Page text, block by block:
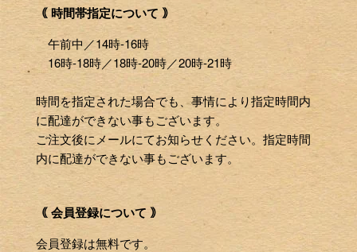
｟ 時間帯指定について ｠
午前中／14時-16時
16時-18時／18時-20時／20時-21時
時間を指定された場合でも、事情により指定時間内
に配達ができない事もございます。
ご注文後にメールにてお知らせください。指定時間
内に配達ができない事もございます。
｟ 会員登録について ｠
会員登録は無料です。